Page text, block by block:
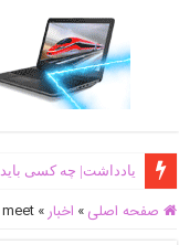
یادداشت| ‌چه کسی
صفحه اصلی » اخبار »